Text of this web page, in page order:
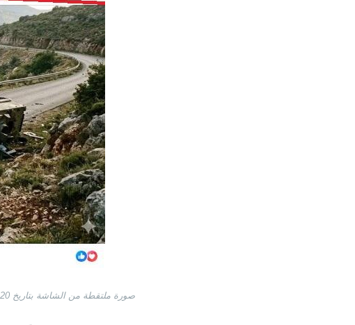
صورة ملتقطة من الشاشة بتاريخ 20 نيسان/أبريل 2026 عن موقع فيسبوك مع إضافة إشارة إلى أنّ الصورة مولّدة بالذكاء الاصطناعي